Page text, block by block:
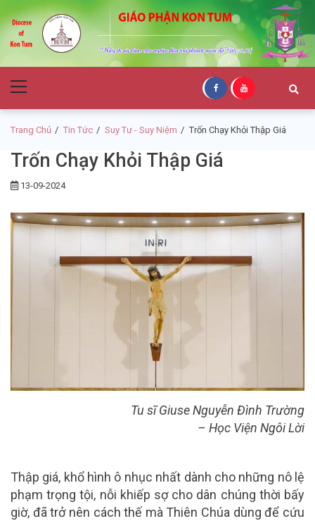
to
navigation
to
content
Giáo Phận Kon
Tum
Menu
Trang Chủ Tin Tức Suy Tư - Suy Niệm Trốn Chạy Khỏi Thập Giá
Trốn Chạy Khỏi Thập Giá
13-09-2024
Tu sĩ Giuse Nguyễn Đình Trường
– Học Viện Ngôi Lời
Thập giá, khổ hình ô nhục nhất dành cho những nô lệ
phạm trọng tội, nỗi khiếp sợ cho dân chúng thời bấy
giờ, đã trở nên cách thế mà Thiên Chúa dùng để cứu